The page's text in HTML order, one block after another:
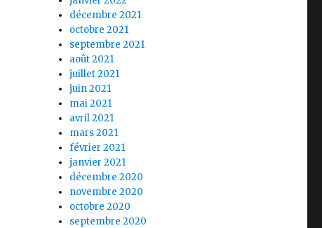
décembre 2021
octobre 2021
septembre 2021
août 2021
juillet 2021
juin 2021
mai 2021
avril 2021
mars 2021
février 2021
janvier 2021
décembre 2020
novembre 2020
octobre 2020
septembre 2020